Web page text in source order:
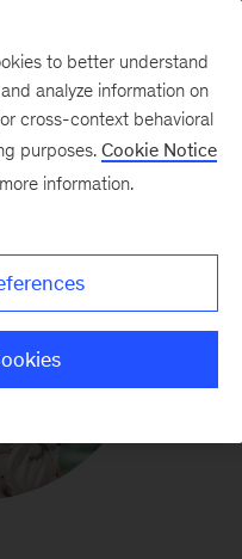
to better understand
analyze information on
cross-context behavioral
purposes. Cookie Notice
information.